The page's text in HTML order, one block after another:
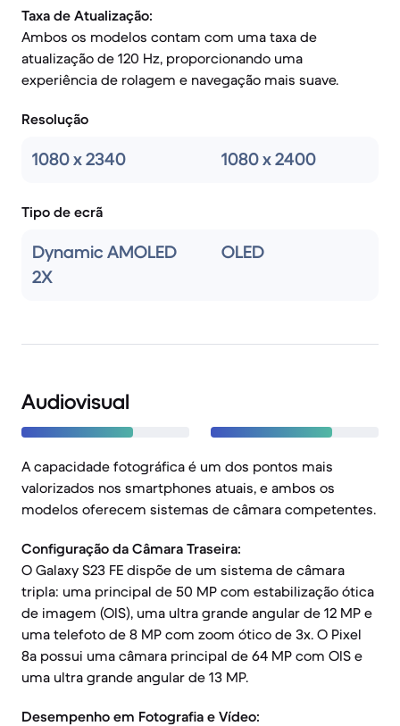
Taxa de Atualização:
Ambos os modelos contam com uma taxa de
atualização de 120 Hz, proporcionando uma
experiência de rolagem e navegação mais suave.
Resolução
1080 x 2340 1080 x 2400
Tipo de ecrã
Dynamic AMOLED
2X
OLED
Audiovisual
A capacidade fotográfica é um dos pontos mais
valorizados nos smartphones atuais, e ambos os
modelos oferecem sistemas de câmara competentes.
Configuração da Câmara Traseira:
O Galaxy S23 FE dispõe de um sistema de câmara
tripla: uma principal de 50 MP com estabilização ótica
de imagem (OIS), uma ultra grande angular de 12 MP e
uma telefoto de 8 MP com zoom ótico de 3x. O Pixel
8a possui uma câmara principal de 64 MP com OIS e
uma ultra grande angular de 13 MP.
Desempenho em Fotografia e Vídeo: